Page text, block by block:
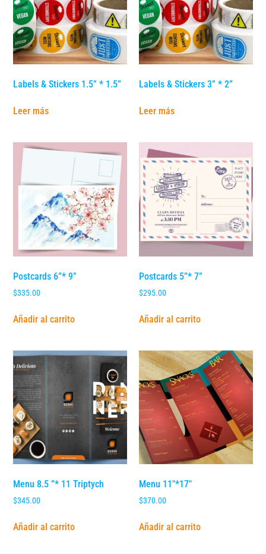
Labels & Stickers 1.5” * 1.5”
Leer más
Labels & Stickers 3” * 2”
Leer más
Postcards 6”* 9”
$335.00
Añadir al carrito
Postcards 5”* 7”
$295.00
Añadir al carrito
Menu 8.5 ”* 11 Triptych
$345.00
Añadir al carrito
Menu 11″*17″
$370.00
Añadir al carrito